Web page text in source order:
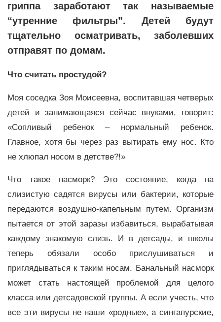
гриппа заработают так называемые
“утренние фильтры”. Детей будут
тщательно осматривать, заболевших
отправят по домам.
Что считать простудой?
Моя соседка Зоя Моисеевна, воспитавшая четверых
детей и занимающаяся сейчас внуками, говорит:
«Сопливый ребенок – нормальный ребенок.
Главное, хотя бы через раз вытирать ему нос. Кто
не хлюпал носом в детстве?!»
Что такое насморк? Это состояние, когда на
слизистую садятся вирусы или бактерии, которые
передаются воздушно-капельным путем. Организм
пытается от этой заразы избавиться, вырабатывая
каждому знакомую слизь. И в детсады, и школы
теперь обязали особо прислушиваться и
приглядываться к таким носам. Банальный насморк
может стать настоящей проблемой для целого
класса или детсадовской группы. А если учесть, что
все эти вирусы не наши «родные», а сингапурские,